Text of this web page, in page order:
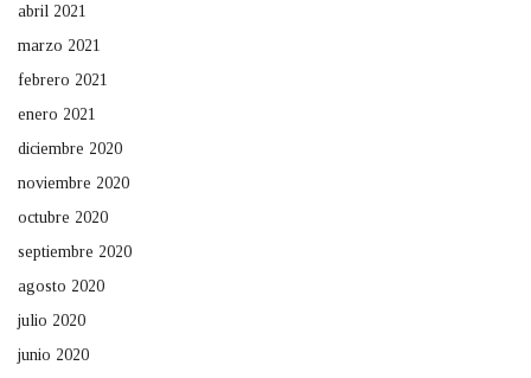
abril 2021
marzo 2021
febrero 2021
enero 2021
diciembre 2020
noviembre 2020
octubre 2020
septiembre 2020
agosto 2020
julio 2020
junio 2020